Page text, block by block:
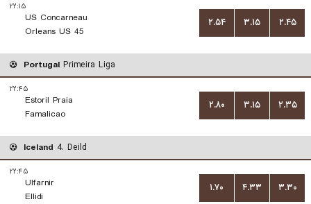
۲۲:۱۵
US Concarneau
Orleans US 45
۲.۵۴ ۳.۱۵ ۲.۴۵
Portugal Primeira Liga
۲۲:۴۵
Estoril Praia
Famalicao
۲.۸۰ ۳.۱۵ ۲.۳۵
Iceland 4. Deild
۲۲:۴۵
Ulfarnir
Ellidi
۱.۷۰ ۴.۳۳ ۳.۳۰